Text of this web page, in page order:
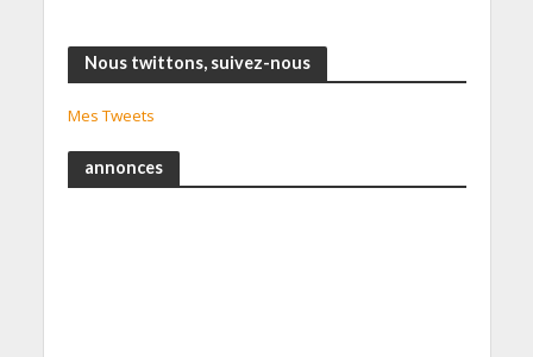
Nous twittons, suivez-nous
Mes Tweets
annonces